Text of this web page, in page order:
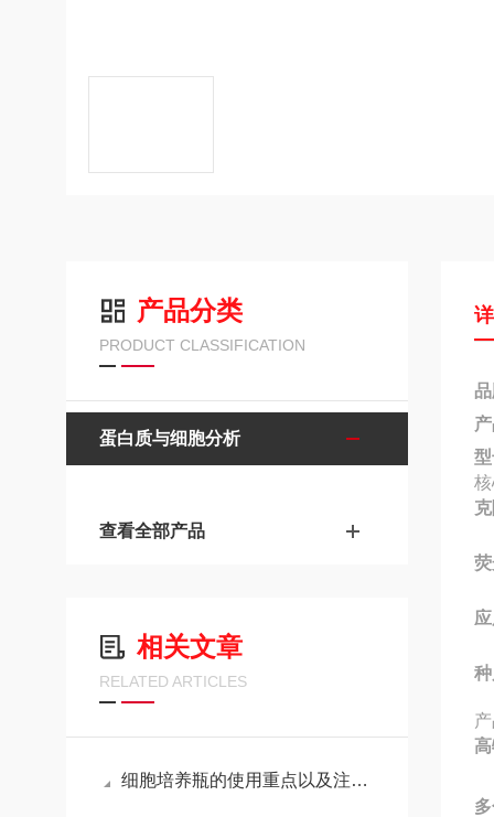
产品分类
PRODUCT CLASSIFICATION
蛋白质与细胞分析
查看全部产品
相关文章
RELATED ARTICLES
细胞培养瓶的使用重点以及注意事项